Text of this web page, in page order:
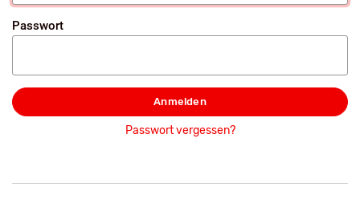
Passwort
Anmelden
Passwort vergessen?